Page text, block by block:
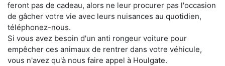
feront pas de cadeau, alors ne leur procurer pas l'occasion
de gâcher votre vie avec leurs nuisances au quotidien,
téléphonez-nous.
Si vous avez besoin d'un anti rongeur voiture pour
empêcher ces animaux de rentrer dans votre véhicule,
vous n'avez qu'à nous faire appel à Houlgate.